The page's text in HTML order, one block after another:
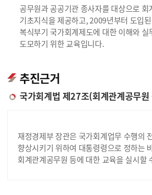
공무원과 공공기관 종사자를 대상으로 회
기초지식을 제공하고, 2009년부터 도입된
복식부기 국가회계제도에 대한 이해와 실
도모하기 위한 교육입니다.
추진근거
국가회계법 제27조(회계관계공무원
재정경제부 장관은 국가회계업무 수행의
향상시키기 위하여 대통령령으로 정하는
회계관계공무원 등에 대한 교육을 실시할